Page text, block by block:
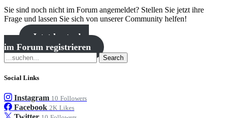
Sie sind noch nicht im Forum angemeldet? Stellen Sie jetzt ihre
Frage und lassen Sie sich von unserer Community helfen!
Jetzt kostenlos
im Forum registrieren
Search
Social Links
Instagram 10 Followers
Facebook 2K Likes